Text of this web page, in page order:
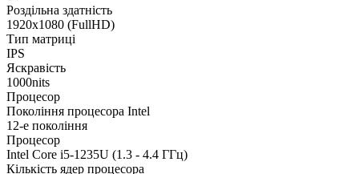
Роздільна здатність
1920х1080 (FullHD)
Тип матриці
IPS
Яскравість
1000nits
Процесор
Покоління процесора Intel
12-е покоління
Процесор
Intel Core i5-1235U (1.3 - 4.4 ГГц)
Кількість ядер процесора